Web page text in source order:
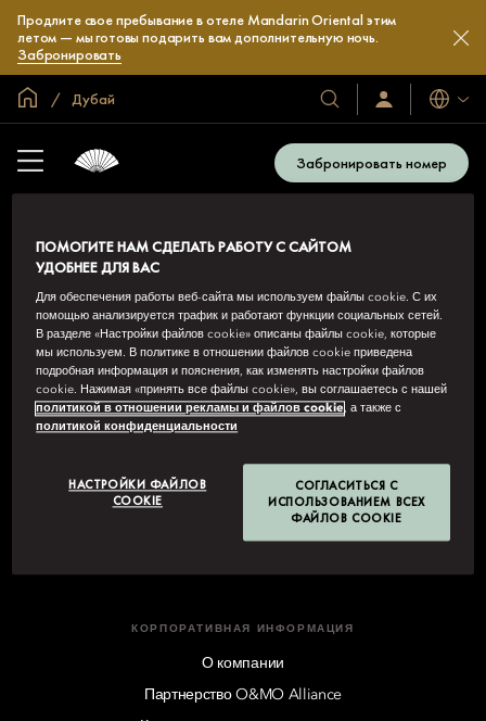
Продлите свое пребывание в отеле Mandarin Oriental этим
летом — мы готовы подарить вам дополнительную ночь.
Забронировать
ГлавнаяДубай
Наши
отели
курорты
Войти/
Языки
Забронировать номер
MANDARIN ORIENTAL JUMEIRA, DUBAI
Jumeirah Beach Road, Jumeira 1, PO Box 62092, Dubai,
United Arab Emirates
modub-reservations@mohg.com
Связаться с нами
КОРПОРАТИВНАЯ ИНФОРМАЦИЯ
О компании
Партнерство O&MO Alliance
ПОМОГИТЕ НАМ СДЕЛАТЬ РАБОТУ С САЙТОМ
УДОБНЕЕ ДЛЯ ВАС
Для обеспечения работы веб-сайта мы используем файлы cookie. С их
помощью анализируется трафик и работают функции социальных сетей.
В разделе «Настройки файлов cookie» описаны файлы cookie, которые
мы используем. В политике в отношении файлов cookie приведена
подробная информация и пояснения, как изменять настройки файлов
cookie. Нажимая «принять все файлы cookie», вы соглашаетесь с нашей
политикой в отношении рекламы и файлов cookie, а также с
политикой конфиденциальности
НАСТРОЙКИ ФАЙЛОВ
COOKIE
СОГЛАСИТЬСЯ С
ИСПОЛЬЗОВАНИЕМ ВСЕХ
ФАЙЛОВ COOKIE